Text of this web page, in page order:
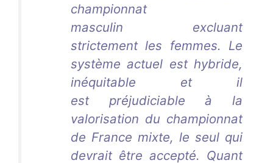
championnat
masculin excluant
strictement les femmes. Le
système actuel est hybride,
inéquitable et il
est préjudiciable à la
valorisation du championnat
de France mixte, le seul qui
devrait être accepté. Quant